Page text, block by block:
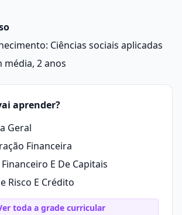
eficiente, garantindo que o
de forma adequada, que as
cumpridas e que haja crescimento
Ciências sociais aplicadas
média, 2 anos
aprender?
Geral
Financeira
E De Capitais
Risco E Crédito
toda a grade curricular